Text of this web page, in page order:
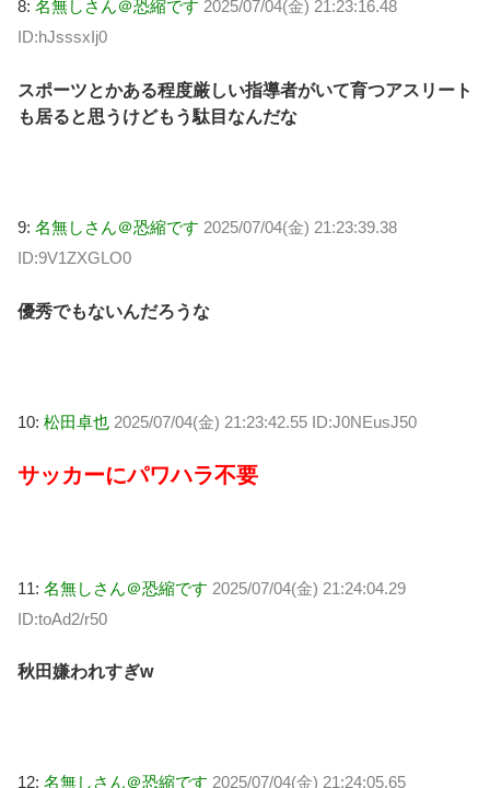
8: 名無しさん＠恐縮です 2025/07/04(金) 21:23:16.48
ID:hJsssxIj0
スポーツとかある程度厳しい指導者がいて育つアスリート
も居ると思うけどもう駄目なんだな
9: 名無しさん＠恐縮です 2025/07/04(金) 21:23:39.38
ID:9V1ZXGLO0
優秀でもないんだろうな
10: 松田卓也 2025/07/04(金) 21:23:42.55 ID:J0NEusJ50
サッカーにパワハラ不要
11: 名無しさん＠恐縮です 2025/07/04(金) 21:24:04.29
ID:toAd2/r50
秋田嫌われすぎw
12: 名無しさん＠恐縮です 2025/07/04(金) 21:24:05.65